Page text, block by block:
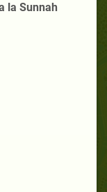
la Sunnah